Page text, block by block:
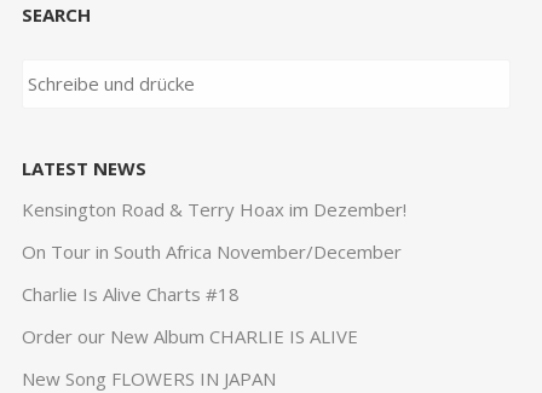
SEARCH
LATEST NEWS
Kensington Road & Terry Hoax im Dezember!
On Tour in South Africa November/December
Charlie Is Alive Charts #18
Order our New Album CHARLIE IS ALIVE
New Song FLOWERS IN JAPAN